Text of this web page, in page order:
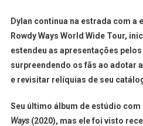
Dylan continua na estrada com a
Rowdy Ways World Wide Tour,
estendeu as apresentações
surpreendendo os fãs ao adotar
e revisitar relíquias de seu
Seu último álbum de estúdio
Ways(2020), mas ele foi visto